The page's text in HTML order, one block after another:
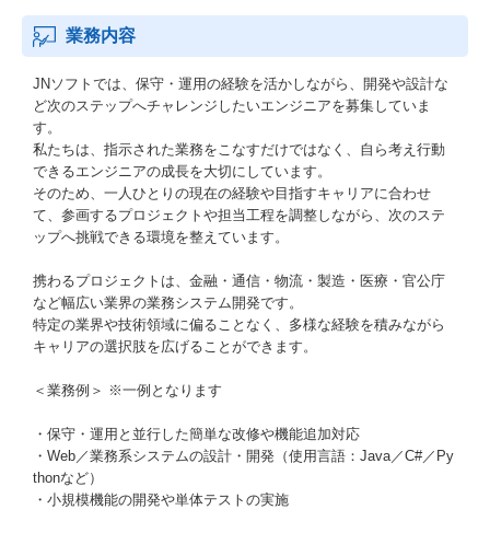
業務内容
JNソフトでは、保守・運用の経験を活かしながら、開発や設計な
ど次のステップへチャレンジしたいエンジニアを募集していま
す。
私たちは、指示された業務をこなすだけではなく、自ら考え行動
できるエンジニアの成長を大切にしています。
そのため、一人ひとりの現在の経験や目指すキャリアに合わせ
て、参画するプロジェクトや担当工程を調整しながら、次のステ
ップへ挑戦できる環境を整えています。
携わるプロジェクトは、金融・通信・物流・製造・医療・官公庁
など幅広い業界の業務システム開発です。
特定の業界や技術領域に偏ることなく、多様な経験を積みながら
キャリアの選択肢を広げることができます。
＜業務例＞ ※一例となります
・保守・運用と並行した簡単な改修や機能追加対応
・Web／業務系システムの設計・開発（使用言語：Java／C#／Py
thonなど）
・小規模機能の開発や単体テストの実施